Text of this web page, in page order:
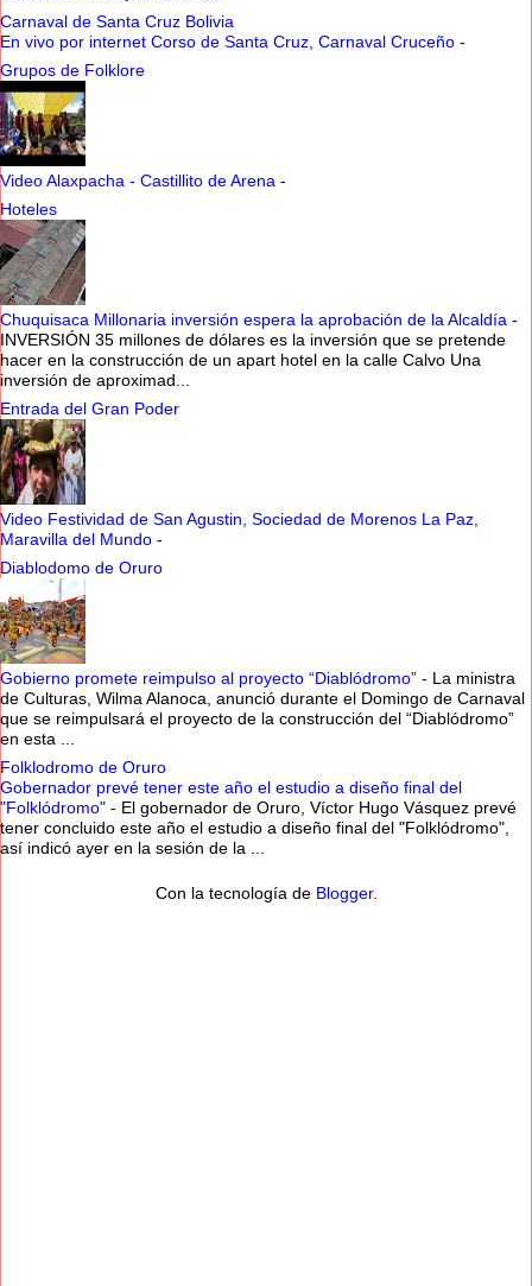
Carnaval de Santa Cruz Bolivia
En vivo por internet Corso de Santa Cruz, Carnaval Cruceño -
Grupos de Folklore
Video Alaxpacha - Castillito de Arena -
Hoteles
Chuquisaca Millonaria inversión espera la aprobación de la Alcaldía -
INVERSIÓN 35 millones de dólares es la inversión que se pretende
hacer en la construcción de un apart hotel en la calle Calvo Una
inversión de aproximad...
Entrada del Gran Poder
Video Festividad de San Agustin, Sociedad de Morenos La Paz,
Maravilla del Mundo -
Diablodomo de Oruro
Gobierno promete reimpulso al proyecto “Diablódromo” - La ministra
de Culturas, Wilma Alanoca, anunció durante el Domingo de Carnaval
que se reimpulsará el proyecto de la construcción del “Diablódromo”
en esta ...
Folklodromo de Oruro
Gobernador prevé tener este año el estudio a diseño final del
"Folklódromo" - El gobernador de Oruro, Víctor Hugo Vásquez prevé
tener concluido este año el estudio a diseño final del "Folklódromo",
así indicó ayer en la sesión de la ...
Con la tecnología de Blogger.